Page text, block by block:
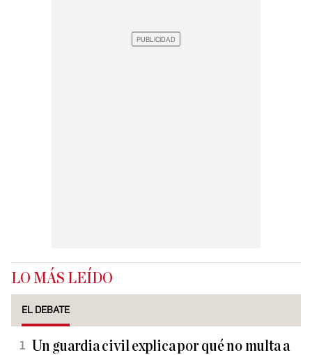
LO MÁS LEÍDO
EL DEBATE
Un guardia civil explica por qué no multa a